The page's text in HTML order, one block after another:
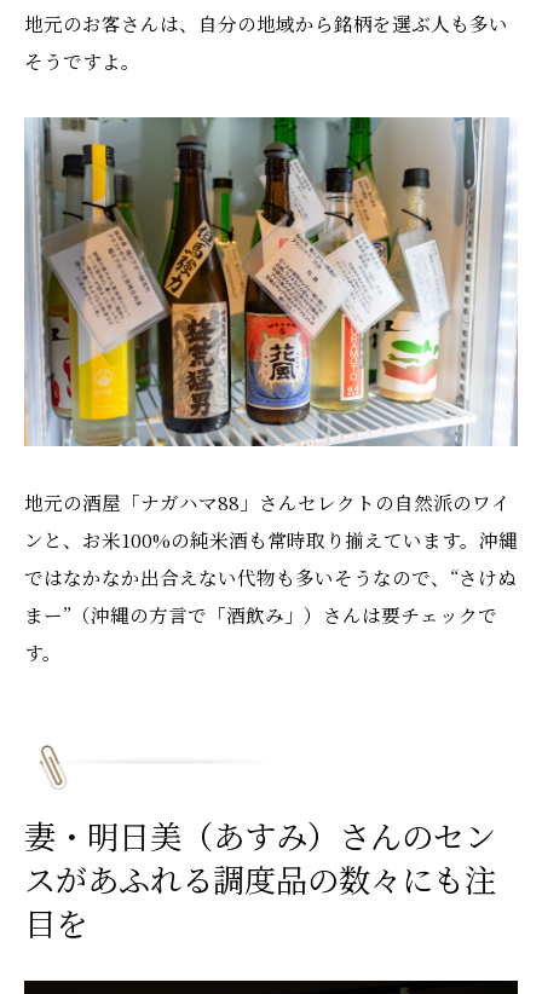
地元のお客さんは、自分の地域から銘柄を選ぶ人も多い
そうですよ。
地元の酒屋「ナガハマ88」さんセレクトの自然派のワイ
ンと、お米100%の純米酒も常時取り揃えています。沖縄
ではなかなか出合えない代物も多いそうなので、“さけぬ
まー”（沖縄の方言で「酒飲み」）さんは要チェックで
す。
妻・明日美（あすみ）さんのセン
スがあふれる調度品の数々にも注
目を